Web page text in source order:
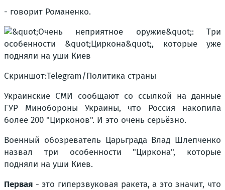
- говорит Романенко.
Скриншот:Telegram/Политика страны
Украинские СМИ сообщают со ссылкой на данные
ГУР Минобороны Украины, что Россия накопила
более 200 "Цирконов". И это очень серьёзно.
Военный обозреватель Царьграда Влад Шлепченко
назвал три особенности "Циркона", которые
подняли на уши Киев.
Первая - это гиперзвуковая ракета, а это значит, что